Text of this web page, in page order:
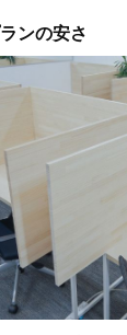
ンの安さ